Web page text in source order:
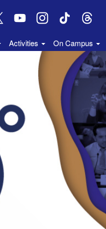
Activities On Campus